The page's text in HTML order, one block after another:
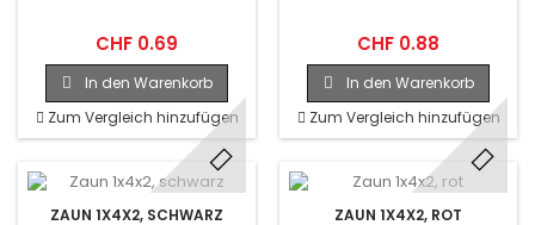
CHF 0.69
In den Warenkorb
Zum Vergleich hinzufügen
CHF 0.88
In den Warenkorb
Zum Vergleich hinzufügen
ZAUN 1X4X2, SCHWARZ ZAUN 1X4X2, ROT